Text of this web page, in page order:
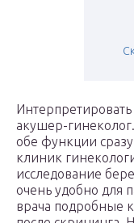
акушер-
обе функции
клиник
исследование
очень удобно для
врача подробные